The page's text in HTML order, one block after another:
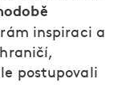
inspiraci a
postupovali